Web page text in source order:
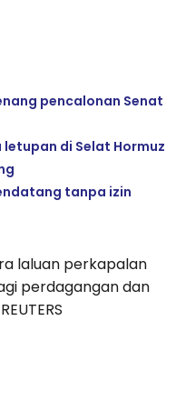
pencalonan Senat
di Selat Hormuz
tanpa izin
laluan perkapalan
perdagangan dan